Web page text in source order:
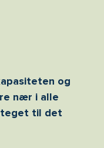
og
nær i alle
til det